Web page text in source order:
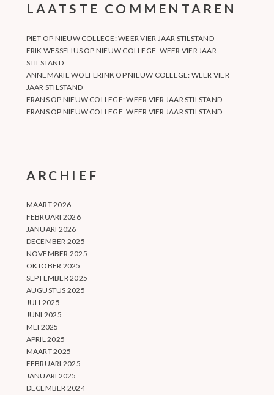
LAATSTE COMMENTAREN
PIET OP NIEUW COLLEGE: WEER VIER JAAR STILSTAND
ERIK WESSELIUS OP NIEUW COLLEGE: WEER VIER JAAR
STILSTAND
ANNEMARIE WOLFERINK OPNIEUW COLLEGE: WEER VIER
JAAR STILSTAND
FRANSOP NIEUW COLLEGE: WEER VIER JAAR STILSTAND
FRANSOP NIEUW COLLEGE: WEER VIER JAAR STILSTAND
ARCHIEF
MAART 2026
FEBRUARI 2026
JANUARI 2026
DECEMBER 2025
NOVEMBER 2025
OKTOBER 2025
SEPTEMBER 2025
AUGUSTUS 2025
JULI 2025
JUNI 2025
MEI 2025
APRIL 2025
MAART 2025
FEBRUARI 2025
JANUARI 2025
DECEMBER 2024